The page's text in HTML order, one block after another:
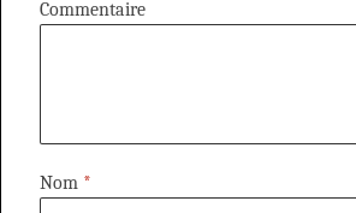
Commentaire
Nom *